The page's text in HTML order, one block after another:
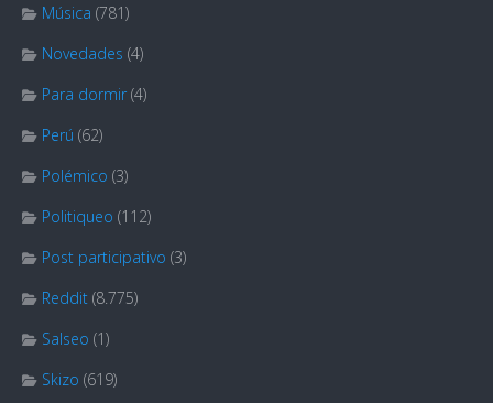
Música (781)
Novedades (4)
Para dormir (4)
Perú (62)
Polémico (3)
Politiqueo (112)
Post participativo (3)
Reddit (8.775)
Salseo (1)
Skizo (619)